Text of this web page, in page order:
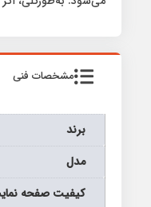
مشخصات فنی
برند
مدل
كيفيت صفحه